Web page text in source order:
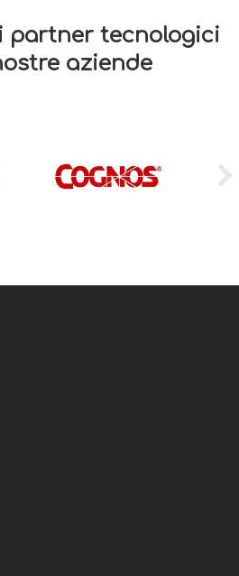
partner tecnologici
aziende